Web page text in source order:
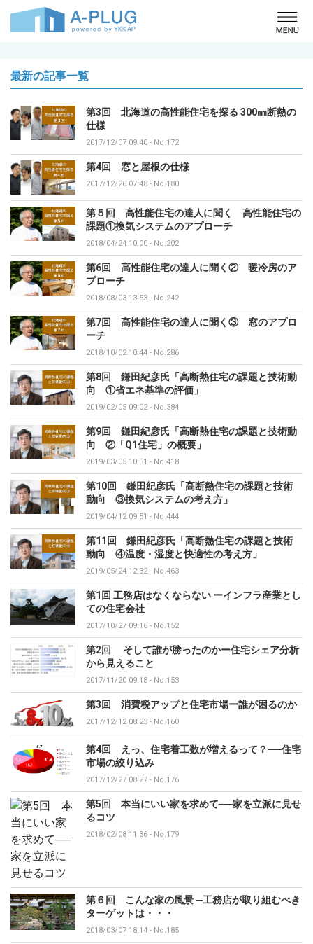
最新の記事一覧
第3回 北海道の高性能住宅を探る 300㎜断熱の
仕様
2017/12/07 09:40 - No.172
第4回 窓と屋根の仕様
2017/12/26 07:48 - No.180
第５回 高性能住宅の達人に聞く 高性能住宅の
課題①換気システムのアプローチ
2018/04/24 10:00 - No.202
第6回 高性能住宅の達人に聞く② 暖冷房のア
プローチ
2018/08/03 13:53 - No.242
第7回 高性能住宅の達人に聞く③ 窓のアプロ
ーチ
2018/10/02 10:44 - No.286
第8回 鎌田紀彦氏「高断熱住宅の課題と技術動
向 ①省エネ基準の評価」
2019/02/05 09:02- No.384
第9回 鎌田紀彦氏「高断熱住宅の課題と技術動
向 ②「Q1住宅」の概要」
2019/03/05 10:31 - No.418
第10回 鎌田紀彦氏「高断熱住宅の課題と技術
動向 ③換気システムの考え方」
2019/04/12 09:51 - No.444
第11回 鎌田紀彦氏「高断熱住宅の課題と技術
動向 ④温度・湿度と快適性の考え方」
2019/05/24 12:32- No.463
第1回 工務店はなくならない ーインフラ産業とし
ての住宅会社
2017/10/27 09:16 - No.152
第2回 そして誰が勝ったのかー住宅シェア分析
から見えること
2017/11/20 09:18 - No.153
第3回 消費税アップと住宅市場ー誰が困るのか
2017/12/12 08:23 - No.160
第4回 えっ、住宅着工数が増えるって？──住宅
市場の絞り込み
2017/12/27 08:27 - No.176
第5回 本当にいい家を求めて──家を立派に見せ
るコツ
2018/02/08 11:36 - No.179
第６回 こんな家の風景 ─工務店が取り組むべき
ターゲットは・・・
2018/03/07 18:14 - No.185